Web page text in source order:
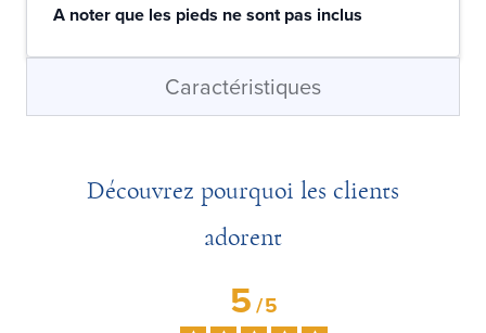
A noter que les pieds ne sont pas inclus
Caractéristiques
Découvrez pourquoi les clients
adorent
5/5